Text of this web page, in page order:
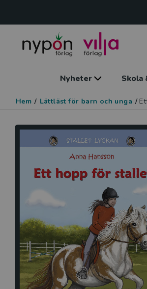
Nyheter Skola
Hem / Lättläst för barn och unga /